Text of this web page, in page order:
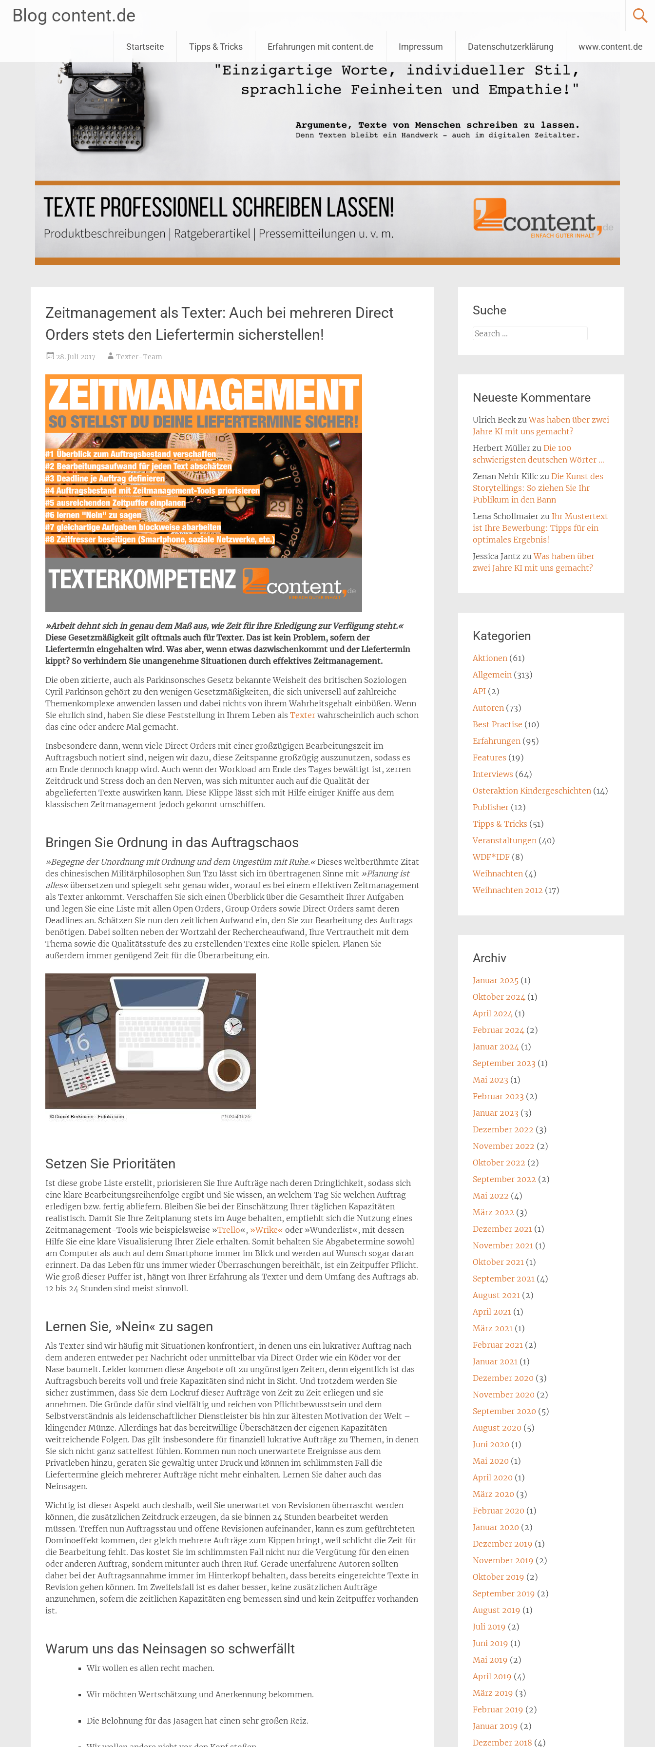
Blog content.de
to
content
Startseite Tipps & Tricks Erfahrungen mit content.de Impressum Datenschutzerklärung www.content.de
Zeitmanagement als Texter: Auch bei mehreren Direct
Orders stets den Liefertermin sicherstellen!
28. Juli 2017 Texter-Team
»Arbeit dehnt sich in genau dem Maß aus, wie Zeit für ihre Erledigung zur Verfügung steht.«
Diese Gesetzmäßigkeit gilt oftmals auch für Texter. Das ist kein Problem, sofern der
Liefertermin eingehalten wird. Was aber, wenn etwas dazwischenkommt und der Liefertermin
kippt? So verhindern Sie unangenehme Situationen durch effektives Zeitmanagement.
Die oben zitierte, auch als Parkinsonsches Gesetz bekannte Weisheit des britischen Soziologen
Cyril Parkinson gehört zu den wenigen Gesetzmäßigkeiten, die sich universell auf zahlreiche
Themenkomplexe anwenden lassen und dabei nichts von ihrem Wahrheitsgehalt einbüßen. Wenn
Sie ehrlich sind, haben Sie diese Feststellung in Ihrem Leben als Texter wahrscheinlich auch schon
das eine oder andere Mal gemacht.
Insbesondere dann, wenn viele Direct Orders mit einer großzügigen Bearbeitungszeit im
Auftragsbuch notiert sind, neigen wir dazu, diese Zeitspanne großzügig auszunutzen, sodass es
am Ende dennoch knapp wird. Auch wenn der Workload am Ende des Tages bewältigt ist, zerren
Zeitdruck und Stress doch an den Nerven, was sich mitunter auch auf die Qualität der
abgelieferten Texte auswirken kann. Diese Klippe lässt sich mit Hilfe einiger Kniffe aus dem
klassischen Zeitmanagement jedoch gekonnt umschiffen.
Bringen Sie Ordnung in das Auftragschaos
»Begegne der Unordnung mit Ordnung und dem Ungestüm mit Ruhe.«Dieses weltberühmte Zitat
des chinesischen Militärphilosophen Sun Tzu lässt sich im übertragenen Sinne mit »Planung ist
alles«übersetzen und spiegelt sehr genau wider, worauf es bei einem effektiven Zeitmanagement
als Texter ankommt. Verschaffen Sie sich einen Überblick über die Gesamtheit Ihrer Aufgaben
und legen Sie eine Liste mit allen Open Orders, Group Orders sowie Direct Orders samt deren
Deadlines an. Schätzen Sie nun den zeitlichen Aufwand ein, den Sie zur Bearbeitung des Auftrags
benötigen. Dabei sollten neben der Wortzahl der Rechercheaufwand, Ihre Vertrautheit mit dem
Thema sowie die Qualitätsstufe des zu erstellenden Textes eine Rolle spielen. Planen Sie
außerdem immer genügend Zeit für die Überarbeitung ein.
Setzen Sie Prioritäten
Ist diese grobe Liste erstellt, priorisieren Sie Ihre Aufträge nach deren Dringlichkeit, sodass sich
eine klare Bearbeitungsreihenfolge ergibt und Sie wissen, an welchem Tag Sie welchen Auftrag
erledigen bzw. fertig abliefern. Bleiben Sie bei der Einschätzung Ihrer täglichen Kapazitäten
realistisch. Damit Sie Ihre Zeitplanung stets im Auge behalten, empfiehlt sich die Nutzung eines
Zeitmanagement-Tools wie beispielsweise »Trello«, »Wrike« oder »Wunderlist«, mit dessen
Hilfe Sie eine klare Visualisierung Ihrer Ziele erhalten. Somit behalten Sie Abgabetermine sowohl
am Computer als auch auf dem Smartphone immer im Blick und werden auf Wunsch sogar daran
erinnert. Da das Leben für uns immer wieder Überraschungen bereithält, ist ein Zeitpuffer Pflicht.
Wie groß dieser Puffer ist, hängt von Ihrer Erfahrung als Texter und dem Umfang des Auftrags ab.
12 bis 24 Stunden sind meist sinnvoll.
Lernen Sie, »Nein« zu sagen
Als Texter sind wir häufig mit Situationen konfrontiert, in denen uns ein lukrativer Auftrag nach
dem anderen entweder per Nachricht oder unmittelbar via Direct Order wie ein Köder vor der
Nase baumelt. Leider kommen diese Angebote oft zu ungünstigen Zeiten, denn eigentlich ist das
Auftragsbuch bereits voll und freie Kapazitäten sind nicht in Sicht. Und trotzdem werden Sie
sicher zustimmen, dass Sie dem Lockruf dieser Aufträge von Zeit zu Zeit erliegen und sie
annehmen. Die Gründe dafür sind vielfältig und reichen von Pflichtbewusstsein und dem
Selbstverständnis als leidenschaftlicher Dienstleister bis hin zur ältesten Motivation der Welt –
klingender Münze. Allerdings hat das bereitwillige Überschätzen der eigenen Kapazitäten
weitreichende Folgen. Das gilt insbesondere für finanziell lukrative Aufträge zu Themen, in denen
Sie sich nicht ganz sattelfest fühlen. Kommen nun noch unerwartete Ereignisse aus dem
Privatleben hinzu, geraten Sie gewaltig unter Druck und können im schlimmsten Fall die
Liefertermine gleich mehrerer Aufträge nicht mehr einhalten. Lernen Sie daher auch das
Neinsagen.
Wichtig ist dieser Aspekt auch deshalb, weil Sie unerwartet von Revisionen überrascht werden
können, die zusätzlichen Zeitdruck erzeugen, da sie binnen 24 Stunden bearbeitet werden
müssen. Treffen nun Auftragsstau und offene Revisionen aufeinander, kann es zum gefürchteten
Dominoeffekt kommen, der gleich mehrere Aufträge zum Kippen bringt, weil schlicht die Zeit für
die Bearbeitung fehlt. Das kostet Sie im schlimmsten Fall nicht nur die Vergütung für den einen
oder anderen Auftrag, sondern mitunter auch Ihren Ruf. Gerade unerfahrene Autoren sollten
daher bei der Auftragsannahme immer im Hinterkopf behalten, dass bereits eingereichte Texte in
Revision gehen können. Im Zweifelsfall ist es daher besser, keine zusätzlichen Aufträge
anzunehmen, sofern die zeitlichen Kapazitäten eng bemessen sind und kein Zeitpuffer vorhanden
ist.
Warum uns das Neinsagen so schwerfällt
Wir wollen es allen recht machen.
Wir möchten Wertschätzung und Anerkennung bekommen.
Die Belohnung für das Jasagen hat einen sehr großen Reiz.
Suche
Search
Neueste Kommentare
Ulrich BeckzuWas haben über zwei
Jahre KI mit uns gemacht?
Herbert Müllerzu Die 100
schwierigsten deutschen Wörter …
Zenan Nehir Kiliczu Die Kunst des
Storytellings: So ziehen Sie Ihr
Publikum in den Bann
Lena Schollmaierzu Ihr Mustertext
ist Ihre Bewerbung: Tipps für ein
optimales Ergebnis!
Jessica Jantz zuWas haben über
zwei Jahre KI mit uns gemacht?
Kategorien
Aktionen(61)
Allgemein(313)
API(2)
Autoren(73)
Best Practise (10)
Erfahrungen(95)
Features (19)
Interviews (64)
Osteraktion Kindergeschichten(14)
Publisher(12)
Tipps & Tricks (51)
Veranstaltungen(40)
WDF*IDF(8)
Weihnachten(4)
Weihnachten 2012 (17)
Archiv
Januar 2025(1)
Oktober 2024(1)
April 2024(1)
Februar 2024(2)
Januar 2024(1)
September 2023 (1)
Mai 2023 (1)
Februar 2023 (2)
Januar 2023 (3)
Dezember 2022 (3)
November 2022 (2)
Oktober 2022 (2)
September 2022 (2)
Mai 2022 (4)
März 2022 (3)
Dezember 2021(1)
November 2021(1)
Oktober 2021(1)
September 2021(4)
August 2021(2)
April 2021(1)
März 2021(1)
Februar 2021(2)
Januar 2021(1)
Dezember 2020 (3)
November 2020 (2)
September 2020 (5)
August 2020 (5)
Juni 2020 (1)
Mai 2020 (1)
April 2020 (1)
März 2020 (3)
Februar 2020 (1)
Januar 2020 (2)
Dezember 2019 (1)
November 2019 (2)
Oktober 2019 (2)
September 2019 (2)
August 2019 (1)
Juli 2019 (2)
Juni 2019 (1)
Mai 2019 (2)
April 2019 (4)
März 2019 (3)
Februar 2019 (2)
Januar 2019 (2)
Dezember 2018 (4)